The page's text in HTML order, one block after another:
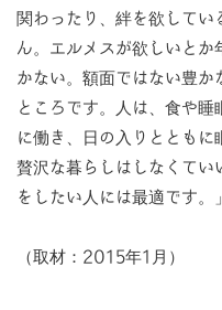
関わったり、絆を欲してい
ん。エルメスが欲しいと
かない。額面ではない豊か
ところです。人は、食や
に働き、日の入りとともに
贅沢な暮らしはしなくてい
をしたい人には最適です。」
（取材：2015年1月）